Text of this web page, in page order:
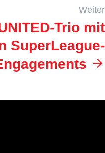
Weiter
Trio mit
SuperLeague-